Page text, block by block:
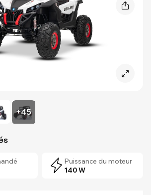
+45
Puissance du moteur
140 W